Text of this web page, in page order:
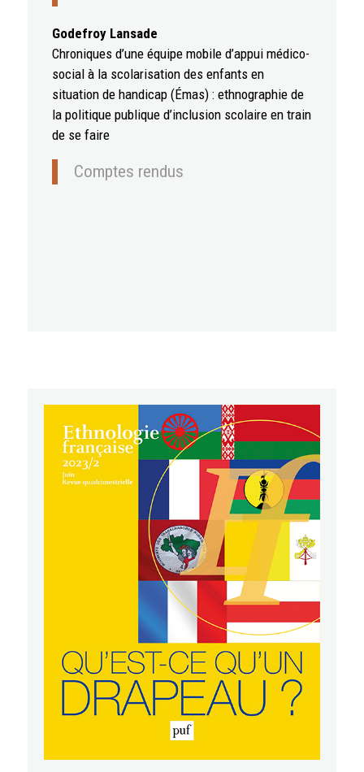
Godefroy Lansade
Chroniques d’une équipe mobile d’appui médico-
social à la scolarisation des enfants en
situation de handicap (Émas) : ethnographie de
la politique publique d’inclusion scolaire en train
de se faire
Comptes rendus